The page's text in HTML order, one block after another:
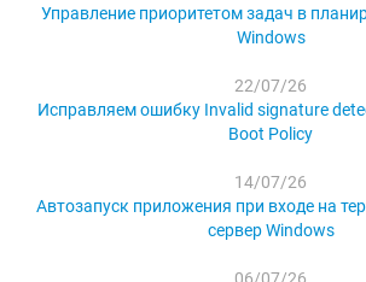
Управление приоритетом задач в
Windows
22/07/26
Исправляем ошибку Invalid signature
Boot Policy
14/07/26
Автозапуск приложения при входе на
сервер Windows